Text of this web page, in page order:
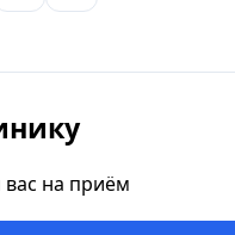
на приём